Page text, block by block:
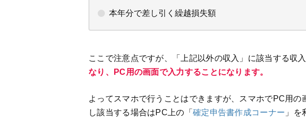
本年分で差し引く繰越損失額
ここで注意点ですが、「上記以外の収入」に該当する収
なり、PC用の画面で入力することになります。
よってスマホで行うことはできますが、スマホでPC用
し該当する場合はPC上の「 確定申告書作成コーナー 」を